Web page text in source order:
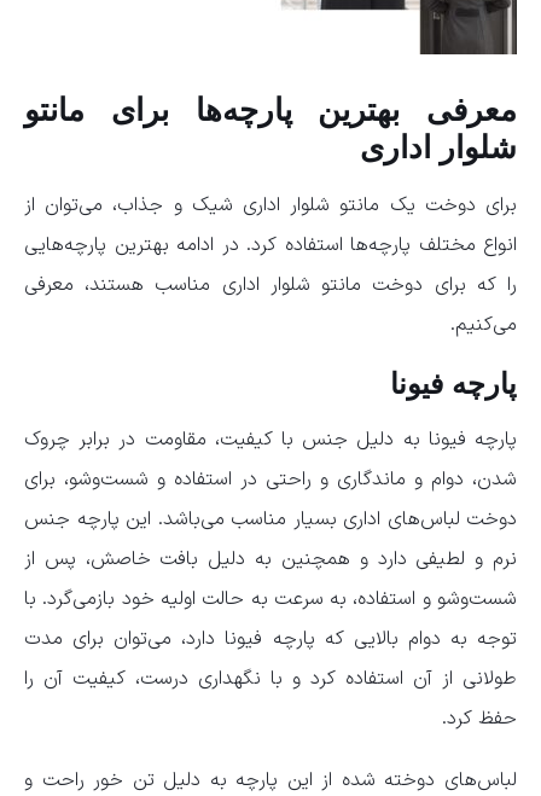
معرفی بهترین پارچه‌ها برای مانتو
شلوار اداری
برای دوخت یک مانتو شلوار اداری شیک و جذاب، می‌توان از
انواع مختلف پارچه‌ها استفاده کرد. در ادامه بهترین پارچه‌هایی
را که برای دوخت مانتو شلوار اداری مناسب هستند، معرفی
می‌کنیم.
پارچه فیونا
پارچه فیونا به دلیل جنس با کیفیت، مقاومت در برابر چروک
شدن، دوام و ماندگاری و راحتی در استفاده و شست‌وشو، برای
دوخت لباس‌های اداری بسیار مناسب می‌باشد. این پارچه جنس
نرم و لطیفی دارد و همچنین به دلیل بافت خاصش، پس از
شست‌وشو و استفاده، به سرعت به حالت اولیه خود بازمی‌گرد. با
توجه به دوام بالایی که پارچه فیونا دارد، می‌توان برای مدت
طولانی از آن استفاده کرد و با نگهداری درست، کیفیت آن را
حفظ کرد.
لباس‌های دوخته شده از این پارچه به دلیل تن خور راحت و